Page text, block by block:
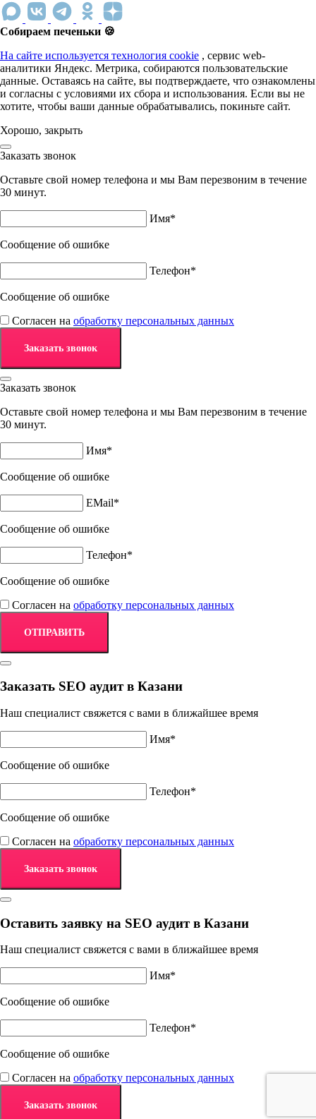
Собираем печеньки 🍪
На сайте используется технология cookie , сервис web-
аналитики Яндекс. Метрика, собираются пользовательские
данные. Оставаясь на сайте, вы подтверждаете, что ознакомлены
и согласны с условиями их сбора и использования. Если вы не
хотите, чтобы ваши данные обрабатывались, покиньте сайт.
Хорошо, закрыть
Заказать звонок
Оставьте свой номер телефона и мы Вам перезвоним в течение
30 минут.
Имя*
Сообщение об ошибке
Телефон*
Сообщение об ошибке
Согласен на обработку персональных данных
Заказать звонок
Оставьте свой номер телефона и мы Вам перезвоним в течение
30 минут.
Имя*
Сообщение об ошибке
EMail*
Сообщение об ошибке
Телефон*
Сообщение об ошибке
Согласен на обработку персональных данных
Заказать SEO аудит в Казани
Наш специалист свяжется с вами в ближайшее время
Имя*
Сообщение об ошибке
Телефон*
Сообщение об ошибке
Согласен на обработку персональных данных
Оставить заявку на SEO аудит в Казани
Наш специалист свяжется с вами в ближайшее время
Имя*
Сообщение об ошибке
Телефон*
Сообщение об ошибке
Согласен на обработку персональных данных